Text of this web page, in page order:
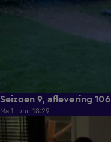
Seizoen 9, aflevering 106
Ma 1 juni, 18:29
22:23